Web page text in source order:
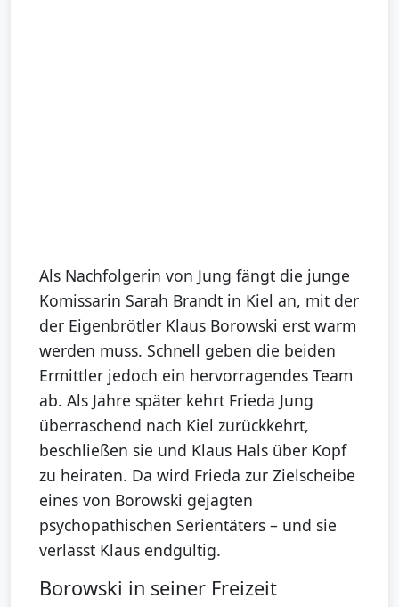
Als Nachfolgerin von Jung fängt die junge
Komissarin Sarah Brandt in Kiel an, mit der
der Eigenbrötler Klaus Borowski erst warm
werden muss. Schnell geben die beiden
Ermittler jedoch ein hervorragendes Team
ab. Als Jahre später kehrt Frieda Jung
überraschend nach Kiel zurückkehrt,
beschließen sie und Klaus Hals über Kopf
zu heiraten. Da wird Frieda zur Zielscheibe
eines von Borowski gejagten
psychopathischen Serientäters – und sie
verlässt Klaus endgültig.
Borowski in seiner Freizeit